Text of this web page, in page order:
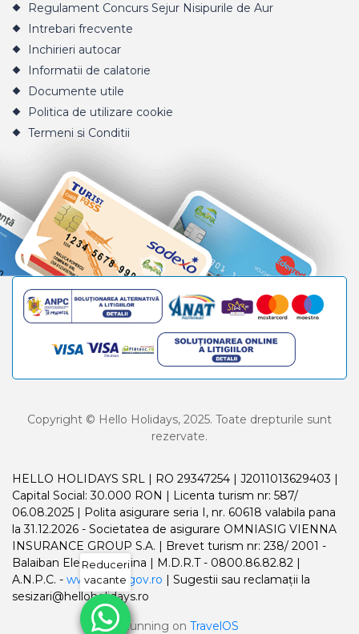
Regulament Concurs Sejur Nisipurile de Aur
Intrebari frecvente
Inchirieri autocar
Informatii de calatorie
Documente utile
Politica de utilizare cookie
Termeni si Conditii
Copyright © Hello Holidays, 2025. Toate drepturile sunt
rezervate.
HELLO HOLIDAYS SRL | RO 29347254 | J2011013629403 |
Capital Social: 30.000 RON | Licenta turism nr: 587/
06.08.2025 | Polita asigurare seria I, nr. 60618 valabila pana
la 31.12.2026 - Societatea de asigurare OMNIASIG VIENNA
INSURANCE GROUP S.A. | Brevet turism nr: 238/ 2001 -
Balaiban Elena Madalina | M.D.R.T - 0800.86.82.82 |
A.N.P.C. - www.anpc.gov.ro | Sugestii sau reclamații la
sesizari@helloholidays.ro
Running on TravelOS
Reduceri
vacante